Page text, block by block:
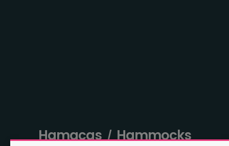
Hamacas Hammocks